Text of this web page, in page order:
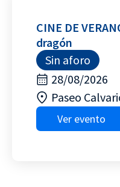
CINE DE
dragón
Sin aforo
28/08/2026
Paseo
Ver evento